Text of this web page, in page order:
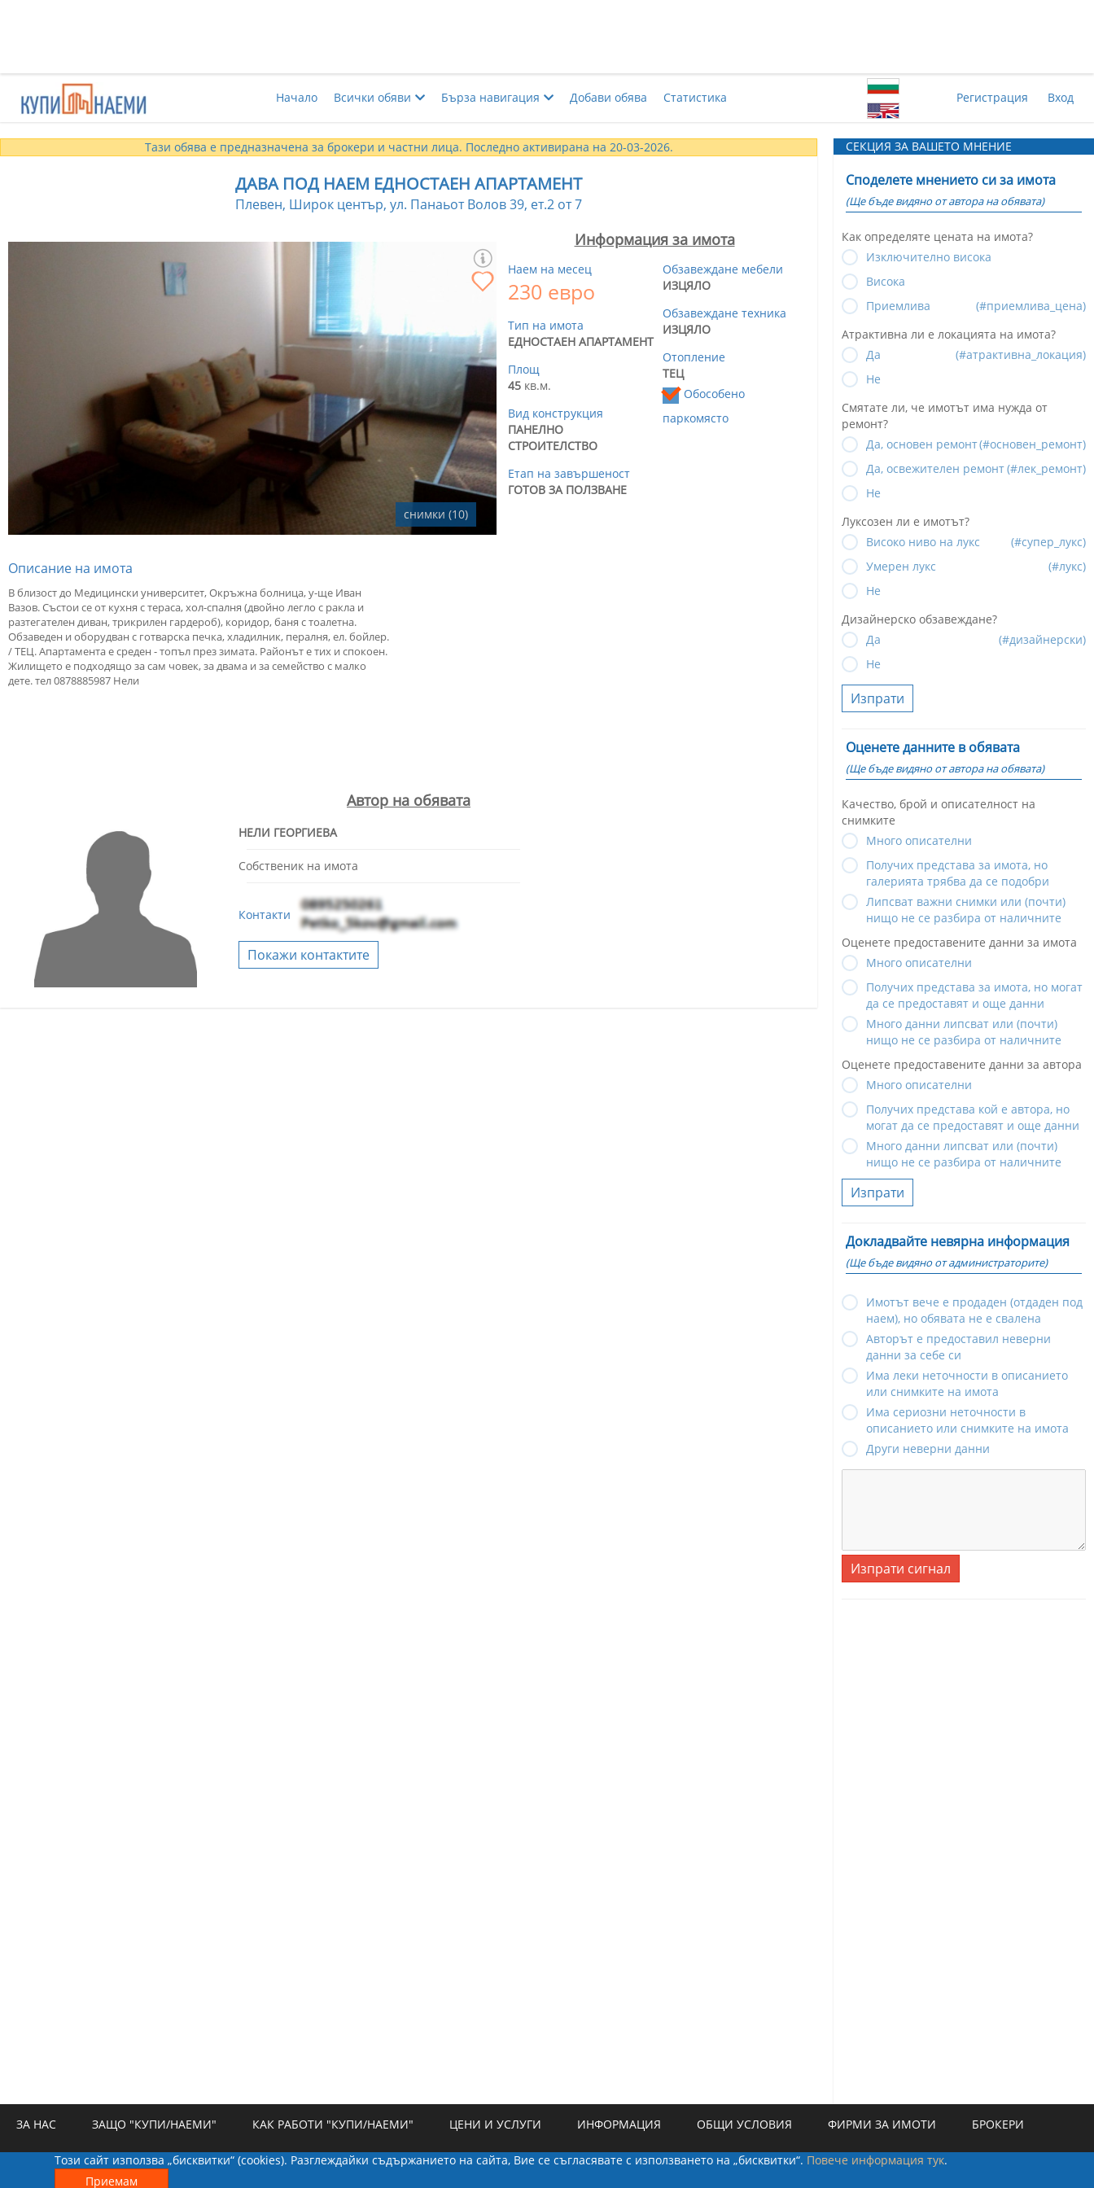
Регистрация Вход
Начало Всички обяви Бърза навигация Добави обява Статистика
Тази обява е предназначена за брокери и частни лица. Последно активирана на 20-03-2026.
ДАВА ПОД НАЕМ ЕДНОСТАЕН АПАРТАМЕНТ
Плевен, Широк център, ул. Панаьот Волов 39, ет.2 от 7
снимки (10)
Информация за имота
Наем на месец
230 евро
Тип на имота
ЕДНОСТАЕН АПАРТАМЕНТ
Площ
45 кв.м.
Вид конструкция
ПАНЕЛНО
СТРОИТЕЛСТВО
Етап на завършеност
ГОТОВ ЗА ПОЛЗВАНЕ
Обзавеждане мебели
ИЗЦЯЛО
Обзавеждане техника
ИЗЦЯЛО
Отопление
ТЕЦ
Обособено
паркомясто
Описание на имота
В близост до Медицински университет, Окръжна болница, у-ще Иван
Вазов. Състои се от кухня с тераса, хол-спалня (двойно легло с ракла и
разтегателен диван, трикрилен гардероб), коридор, баня с тоалетна.
Обзаведен и оборудван с готварска печка, хладилник, пералня, ел. бойлер.
/ ТЕЦ. Апартамента е среден - топъл през зимата. Районът е тих и спокоен.
Жилището е подходящо за сам човек, за двама и за семейство с малко
дете. тел 0878885987 Нели
Автор на обявата
НЕЛИ ГЕОРГИЕВА
Собственик на имота
Контакти
Покажи контактите
СЕКЦИЯ ЗА ВАШЕТО МНЕНИЕ
Споделете мнението си за имота
(Ще бъде видяно от автора на обявата)
Как определяте цената на имота?
Изключително висока
Висока
Приемлива
(#приемлива_цена)
Атрактивна ли е локацията на имота?
Да
(#атрактивна_локация)
Не
Смятате ли, че имотът има нужда от
ремонт?
Да, основен ремонт(#основен_ремонт)
Да, освежителен ремонт(#лек_ремонт)
Не
Луксозен ли е имотът?
Високо ниво на лукс
(#супер_лукс)
Умерен лукс
(#лукс)
Не
Дизайнерско обзавеждане?
Да
(#дизайнерски)
Не
Изпрати
Оценете данните в обявата
(Ще бъде видяно от автора на обявата)
Качество, брой и описателност на
снимките
Много описателни
Получих представа за имота, но
галерията трябва да се подобри
Липсват важни снимки или (почти)
нищо не се разбира от наличните
Оценете предоставените данни за имота
Много описателни
Получих представа за имота, но могат
да се предоставят и още данни
Много данни липсват или (почти)
нищо не се разбира от наличните
Оценете предоставените данни за автора
Много описателни
Получих представа кой е автора, но
могат да се предоставят и още данни
Много данни липсват или (почти)
нищо не се разбира от наличните
Изпрати
Докладвайте невярна информация
(Ще бъде видяно от администраторите)
Имотът вече е продаден (отдаден под
наем), но обявата не е свалена
Авторът е предоставил неверни
данни за себе си
Има леки неточности в описанието
или снимките на имота
Има сериозни неточности в
описанието или снимките на имота
Други неверни данни
Изпрати сигнал
ЗА НАС ЗАЩО "КУПИ/НАЕМИ" КАК РАБОТИ "КУПИ/НАЕМИ" ЦЕНИ И УСЛУГИ ИНФОРМАЦИЯ ОБЩИ УСЛОВИЯ ФИРМИ ЗА ИМОТИ БРОКЕРИ
РЕКЛАМА БИСКВИТКИ КОНТАКТИ
Този сайт използва „бисквитки“ (cookies). Разглеждайки съдържанието на сайта, Вие се съгласявате с използването на „бисквитки“. Повече информация тук.
Приемам